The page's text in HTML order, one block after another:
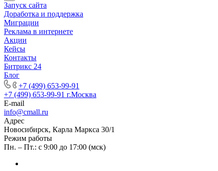
Запуск сайта
Доработка и поддержка
Миграции
Реклама в интернете
Акции
Кейсы
Контакты
Битрикс 24
Блог
+7 (499) 653-99-91
+7 (499) 653-99-91 г.Москва
E-mail
info@cmall.ru
Адрес
Новосибирск, Карла Маркса 30/1
Режим работы
Пн. – Пт.: с 9:00 до 17:00 (мск)